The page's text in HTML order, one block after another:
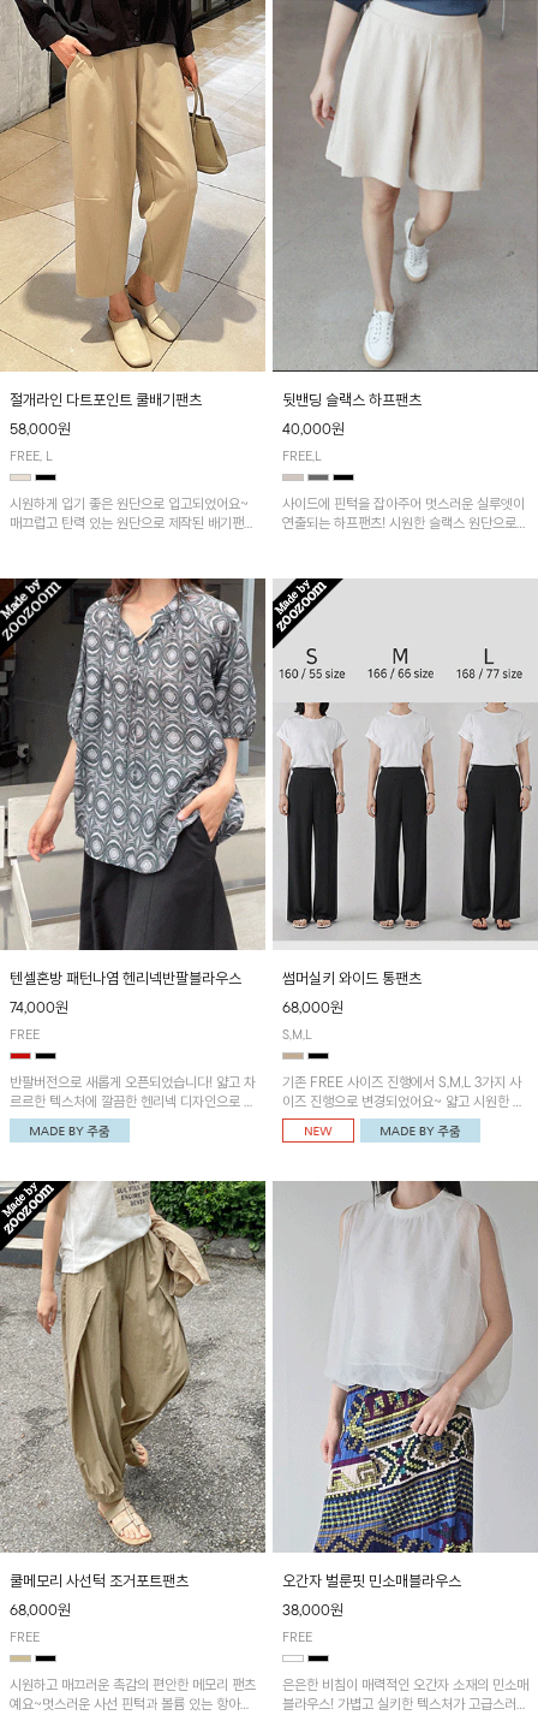
절개라인 다트포인트 쿨배기팬츠
58,000원
FREE, L
시원하게 입기 좋은 원단으로 입고되었어요~
매끄럽고 탄력 있는 원단으로 제작된 배기팬츠
뒷밴딩 슬랙스 하프팬츠
40,000원
FREE,L
사이드에 핀턱을 잡아주어 멋스러운 실루엣이
연출되는 하프팬츠! 시원한 슬랙스 원단으로
텐셀혼방 패턴나염 헨리넥반팔블라우스
74,000원
FREE
반팔버전으로 새롭게 오픈되었습니다! 얇고 차
르르한 텍스처에 깔끔한 헨리넥 디자인으로 제
작된 블라우스예요~볼륨감있는 소매 셔링과
세련된 나염패턴으로 유니크한 매력 UP!
썸머실키 와이드 통팬츠
68,000원
S,M,L
기존 FREE 사이즈 진행에서 S,M,L 3가지 사
이즈 진행으로 변경되었어요~ 얇고 시원한 원
단으로 제작된 와이드팬츠! 베이직한 디자인으
로 코디 활용도가 높은 아이템이에요~
쿨메모리 사선턱 조거포트팬츠
68,000원
FREE
시원하고 매끄러운 촉감의 편안한 메모리 팬츠
예요~멋스러운 사선 핀턱과 볼륨 있는 항아리
오간자 벌룬핏 민소매블라우스
38,000원
FREE
은은한 비침이 매력적인 오간자 소재의 민소매
블라우스! 가볍고 실키한 텍스처가 고급스러운